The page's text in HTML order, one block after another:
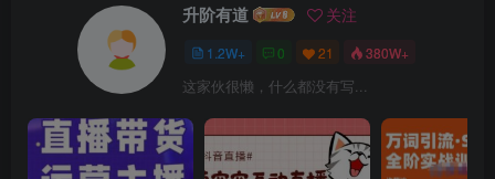
升阶有道 关注
1.2W+ 0 21 380W+
这家伙很懒，什么都没有写...